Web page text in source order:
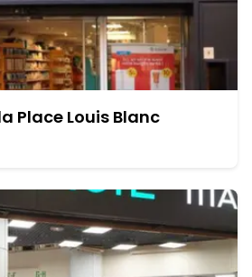
Place Louis Blanc